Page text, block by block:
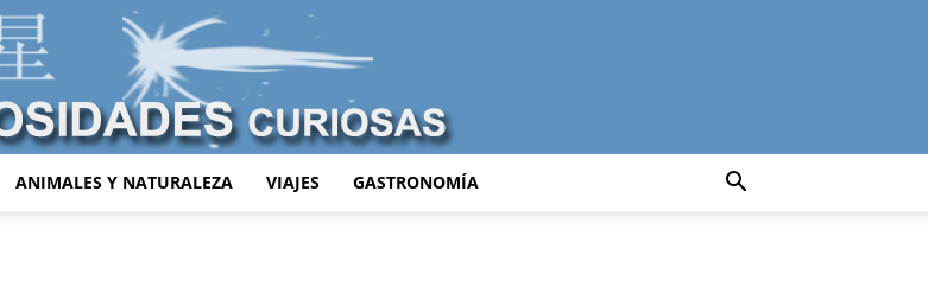
ANIMALES Y NATURALEZA VIAJES GASTRONOMÍA